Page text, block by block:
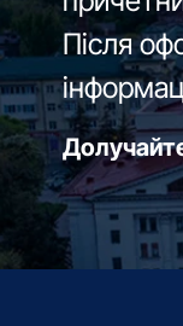
Після